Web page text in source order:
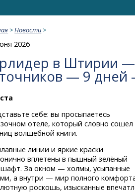
>Новости >
2026
в Штирии
— 9
себе: вы просыпаетесь
отеле, который словно сошел
волшебной книги.
линии и яркие краски
вплетены в пышный зелёный
За окном — холмы, усыпанные
а внутри — мир полного
роскошь, изысканные